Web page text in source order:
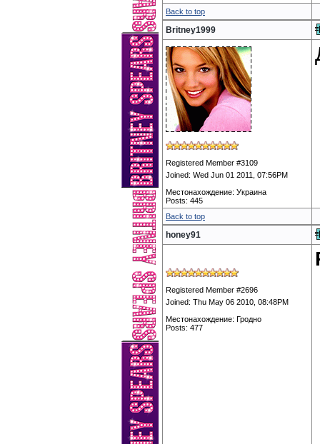
Back to top
Britney1999
Registered Member #3109
Joined: Wed Jun 01 2011, 07:56PM
Местонахождение: Украина
Posts: 445
Back to top
honey91
Registered Member #2696
Joined: Thu May 06 2010, 08:48PM
Местонахождение: Гродно
Posts: 477